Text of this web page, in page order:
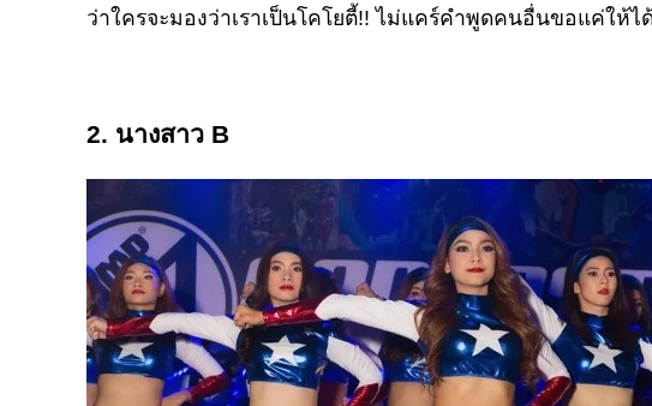
ว่าใครจะมองว่าเราเป็นโคโยตี้!! ไม่แคร์คำพูดคนอื่นขอแค่ให้ไ
2. นางสาว B